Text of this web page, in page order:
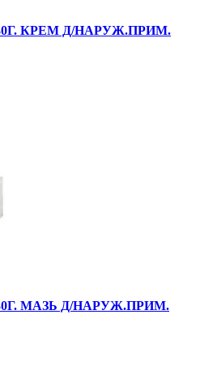
КРЕМ Д/НАРУЖ.ПРИМ.
МАЗЬ Д/НАРУЖ.ПРИМ.